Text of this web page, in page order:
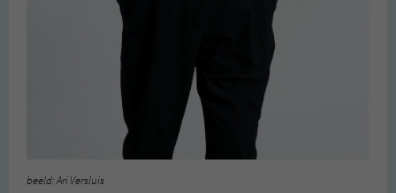
beeld: Ari Versluis